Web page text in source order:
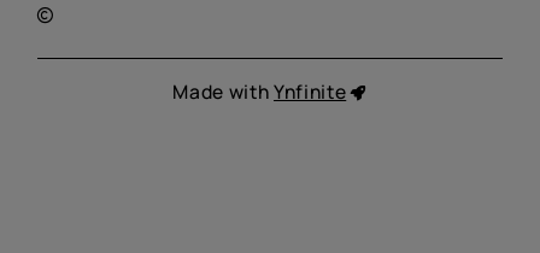
Made withYnfinite